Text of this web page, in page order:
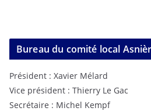
Bureau du comité local
Président : Xavier Mélard
Vice président : Thierry Le Gac
Secrétaire : Michel Kempf